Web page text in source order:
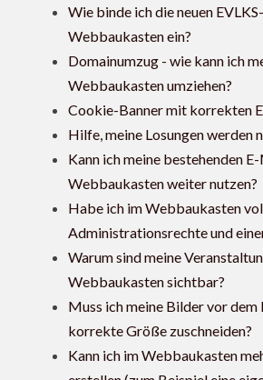
Wie binde ich die neuen
Webbaukasten ein?
Domainumzug - wie kann ich
Webbaukasten umziehen?
Cookie-Banner mit korrekten
Hilfe, meine Losungen werden
Kann ich meine bestehenden
Webbaukasten weiter nutzen?
Habe ich im Webbaukasten
Administrationsrechte und
Warum sind meine
Webbaukasten sichtbar?
Muss ich meine Bilder vor
korrekte Größe zuschneiden?
Kann ich im Webbaukasten